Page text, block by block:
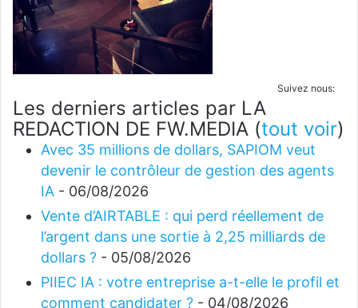
Suivez nous:
Les derniers articles par LA
REDACTION DE FW.MEDIA (tout voir)
Avec 35 millions de dollars, SAPIOM veut
devenir le contrôleur de gestion des agents
IA - 06/08/2026
Vente d’AIRTABLE : qui perd réellement de
l’argent dans une sortie à 2,25 milliards de
dollars ? - 05/08/2026
PIIEC IA : votre entreprise a-t-elle le profil et
comment candidater ? - 04/08/2026